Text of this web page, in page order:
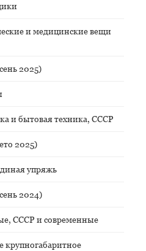
и медицинские вещи
2025)
и бытовая техника, СССР
2025)
упряжь
2024)
СССР и современные
крупногабаритное